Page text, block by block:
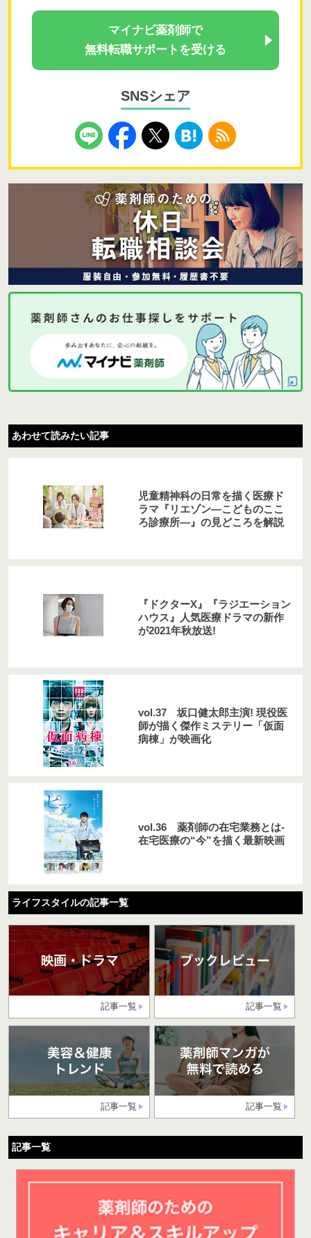
マイナビ薬剤師で
無料転職サポートを受ける
SNSシェア
あわせて読みたい記事
児童精神科の日常を描く医療ド
ラマ『リエゾン―こどものここ
ろ診療所―』の見どころを解説
『ドクターX』『ラジエーション
ハウス』人気医療ドラマの新作
が2021年秋放送!
vol.37 坂口健太郎主演! 現役医
師が描く傑作ミステリー「仮面
病棟」が映画化
vol.36 薬剤師の在宅業務とは-
在宅医療の“今”を描く最新映画
ライフスタイルの記事一覧
記事一覧 記事一覧
記事一覧 記事一覧
記事一覧